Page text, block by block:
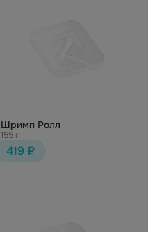
Шримп Ролл
155 г
419 ₽